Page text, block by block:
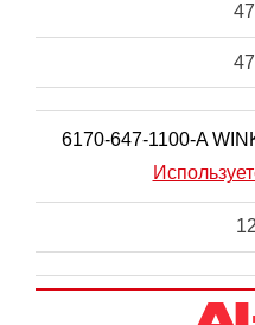
6170-647-1100-A